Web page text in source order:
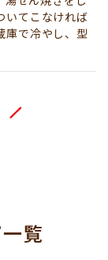
いてこなければ
庫で冷やし、型
覧